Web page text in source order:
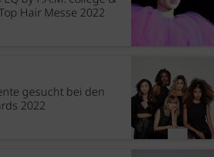
Hair Messe 2022
gesucht bei den
2022